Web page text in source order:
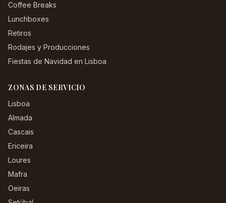
Coffee Breaks
Lunchboxes
Retiros
Rodajes y Producciones
Fiestas de Navidad en Lisboa
ZONAS DE SERVICIO
Lisboa
Almada
Cascais
Ericeira
Loures
Mafra
Oeiras